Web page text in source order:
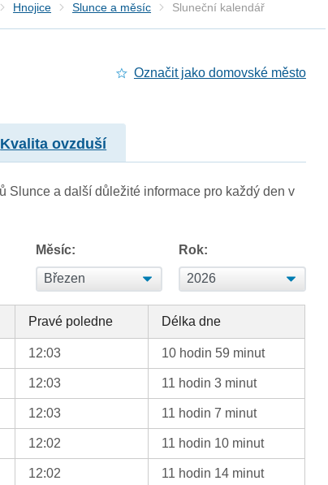
Hnojice Slunce a měsíc Sluneční kalendář
Označit jako domovské město
Kvalita ovzduší
Slunce a další důležité informace pro každý den v
Měsíc: Rok:
Pravé poledne Délka dne
12:03 10 hodin 59 minut
12:03 11 hodin 3 minut
12:03 11 hodin 7 minut
12:02 11 hodin 10 minut
12:02 11 hodin 14 minut